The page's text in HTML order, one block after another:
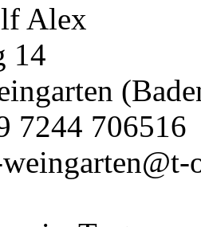
Alex
14
7244 706516